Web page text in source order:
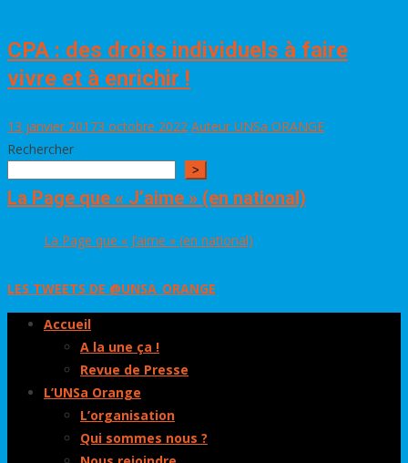
CPA : des droits individuels à faire
vivre et à enrichir !
13 janvier 20173 octobre 2022 Auteur UNSa ORANGE
Rechercher
>
La Page que « J’aime » (en national)
La Page que « J’aime » (en national)
LES TWEETS DE @UNSA_ORANGE
Accueil
A la une ça !
Revue de Presse
L’UNSa Orange
L’organisation
Qui sommes nous ?